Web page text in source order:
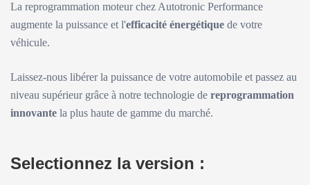
La reprogrammation moteur chez Autotronic Performance
augmente la puissance et l'efficacité énergétique de votre
véhicule.
Laissez-nous libérer la puissance de votre automobile et passez au
niveau supérieur grâce à notre technologie de reprogrammation
innovante la plus haute de gamme du marché.
Selectionnez la version :